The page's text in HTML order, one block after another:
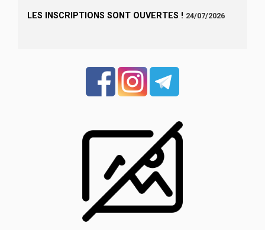
LES INSCRIPTIONS SONT OUVERTES ! 24/07/2026